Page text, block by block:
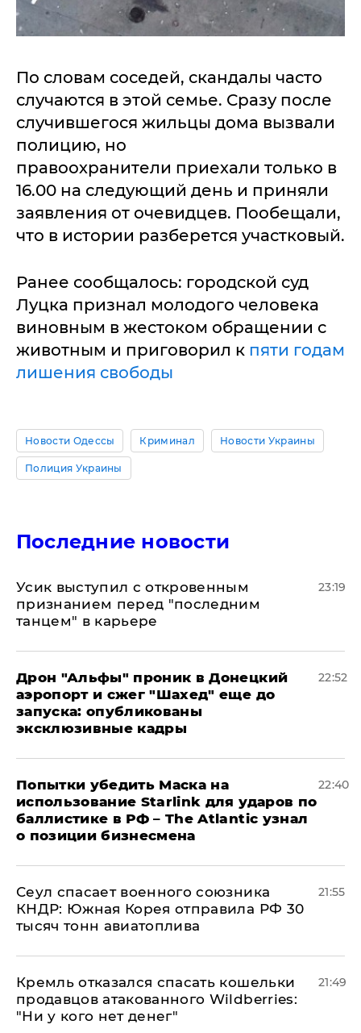
По словам соседей, скандалы часто
случаются в этой семье. Сразу после
случившегося жильцы дома вызвали
полицию, но
правоохранители приехали только в
16.00 на следующий день и приняли
заявления от очевидцев. Пообещали,
что в истории разберется участковый.
Ранее сообщалось: городской суд
Луцка признал молодого человека
виновным в жестоком обращении с
животным и приговорил к пяти годам
лишения свободы
Новости Одессы Криминал Новости Украины
Полиция Украины
Последние новости
Усик выступил с откровенным
признанием перед "последним
танцем" в карьере
23:19
Дрон "Альфы" проник в Донецкий
аэропорт и сжег "Шахед" еще до
запуска: опубликованы
эксклюзивные кадры
22:52
Попытки убедить Маска на
использование Starlink для ударов по
баллистике в РФ – The Atlantic узнал
о позиции бизнесмена
22:40
​Сеул спасает военного союзника
КНДР: Южная Корея отправила РФ 30
тысяч тонн авиатоплива
21:55
Кремль отказался спасать кошельки
продавцов атакованного Wildberries:
"Ни у кого нет денег"
21:49